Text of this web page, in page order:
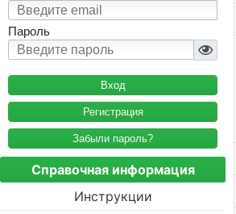
Пароль
Регистрация
Забыли пароль?
Справочная информация
Инструкции